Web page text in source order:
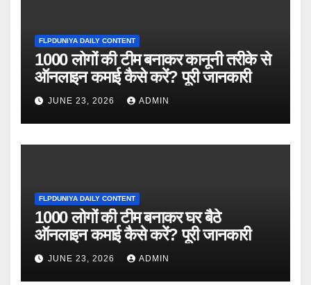
FLPDUNIYA DAILY CONTENT
1000 लोगों की टीम बनाकर कानूनी तरीके से
ऑनलाइन कमाई कैसे करें? पूरी जानकारी
JUNE 23, 2026 ADMIN
FLPDUNIYA DAILY CONTENT
1000 लोगों की टीम बनाकर घर बैठे
ऑनलाइन कमाई कैसे करें? पूरी जानकारी
JUNE 23, 2026 ADMIN